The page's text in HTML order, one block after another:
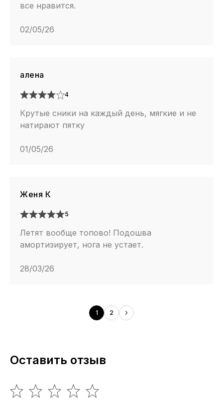
все нравится.
02/05/26
алена
4
Крутые сники на каждый день, мягкие и не
натирают пятку
01/05/26
Женя К
5
Летят вообще топово! Подошва
амортизирует, нога не устает.
28/03/26
1 2
Оставить отзыв